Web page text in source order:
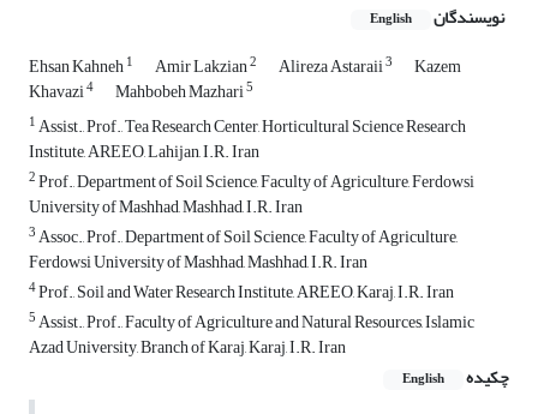
نویسندگان English
Ehsan Kahneh1 Amir Lakzian2 Alireza Astaraii3 Kazem
Khavazi4 Mahbobeh Mazhari5
1Assist., Prof., Tea Research Center, Horticultural Science Research
Institute, AREEO, Lahijan, I.R. Iran
2Prof., Department of Soil Science, Faculty of Agriculture, Ferdowsi
University of Mashhad, Mashhad, I.R. Iran
3Assoc., Prof., Department of Soil Science, Faculty of Agriculture,
Ferdowsi University of Mashhad, Mashhad, I.R. Iran
4Prof., Soil and Water Research Institute, AREEO, Karaj, I.R. Iran
5Assist., Prof., Faculty of Agriculture and Natural Resources, Islamic
Azad University, Branch of Karaj, Karaj, I.R. Iran
چکیده
English